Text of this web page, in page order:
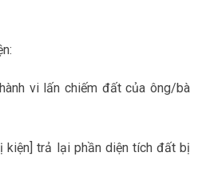
vi lấn chiếm đất của ông/bà
kiện] trả lại phần diện tích đất bị